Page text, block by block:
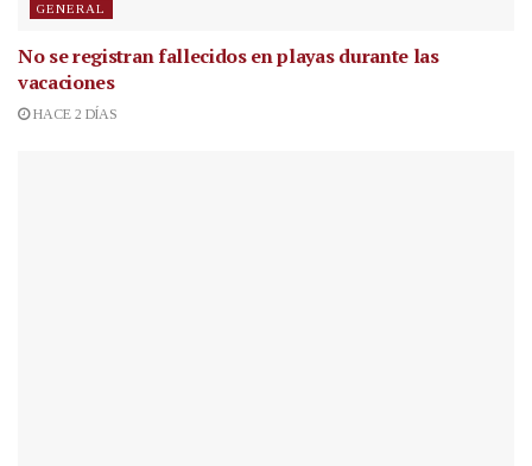
GENERAL
No se registran fallecidos en playas durante las
vacaciones
HACE 2 DÍAS